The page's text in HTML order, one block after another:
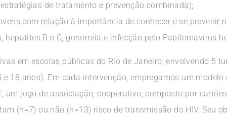
de tratamento e prevenção combinada);
com relação à importância de conhecer e se prevenir
hepatites B e C, gonorreia e infecção pelo Papilomavírus
em escolas públicas do Rio de Janeiro, envolvendo 5
18 anos). Em cada intervenção, empregamos um
um jogo de associação, cooperativo, composto por
(n=7) ou não (n=13) risco de transmissão do HIV. Seu